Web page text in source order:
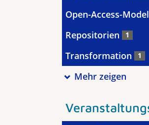
Open-Access-
Repositorien 1
Transformation 1
Mehr zeigen